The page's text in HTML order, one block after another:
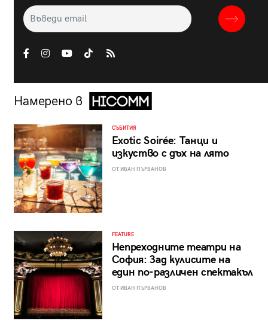
Намерено в
СЪБИТИЯ
Exotic Soirée: Танци и
изкуство с дъх на лято
ОТ ИВАН ПЪРВАНОВ
FEATURE
Непреходните театри на
София: Зад кулисите на
един по-различен спектакъл
ОТ ИВАН ПЪРВАНОВ